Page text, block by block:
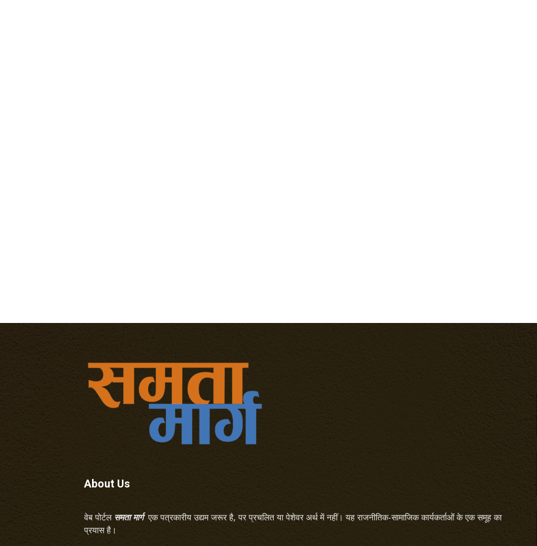
About Us
वेब पोर्टल समता मार्गएक पत्रकारीय उद्यम जरूर है, पर प्रचलित या पेशेवर अर्थ में नहीं। यह राजनीतिक-सामाजिक कार्यकर्ताओं के एक समूह का
प्रयास है।